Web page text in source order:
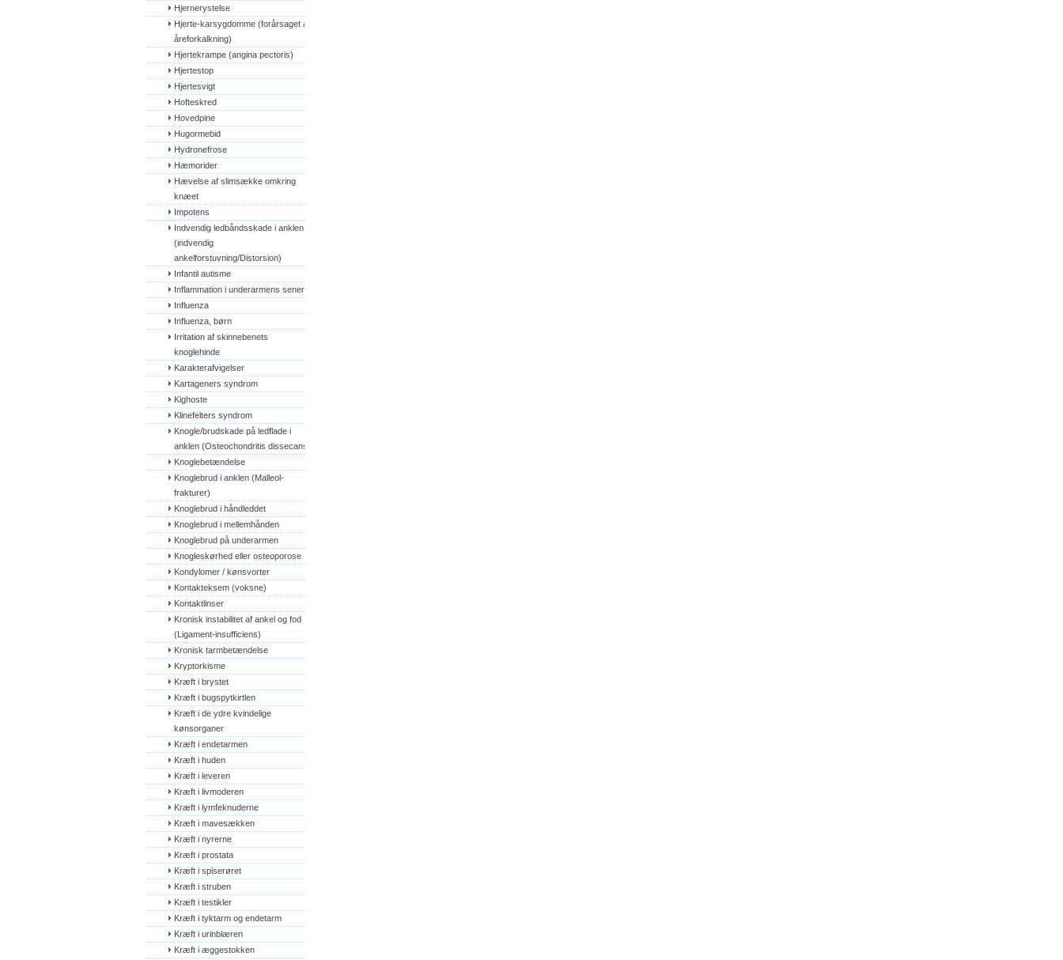
Hjernerystelse
Hjerte-karsygdomme (forårsaget af
åreforkalkning)
Hjertekrampe (angina pectoris)
Hjertestop
Hjertesvigt
Hofteskred
Hovedpine
Hugormebid
Hydronefrose
Hæmorider
Hævelse af slimsække omkring
knæet
Impotens
Indvendig ledbåndsskade i anklen
(indvendig
ankelforstuvning/Distorsion)
Infantil autisme
Inflammation i underarmens sener
Influenza
Influenza, børn
Irritation af skinnebenets
knoglehinde
Karakterafvigelser
Kartageners syndrom
Kighoste
Klinefelters syndrom
Knogle/brudskade på ledflade i
anklen (Osteochondritis dissecans)
Knoglebetændelse
Knoglebrud i anklen (Malleol-
frakturer)
Knoglebrud i håndleddet
Knoglebrud i mellemhånden
Knoglebrud på underarmen
Knogleskørhed eller osteoporose
Kondylomer / kønsvorter
Kontakteksem (voksne)
Kontaktlinser
Kronisk instabilitet af ankel og fod
(Ligament-insufficiens)
Kronisk tarmbetændelse
Kryptorkisme
Kræft i brystet
Kræft i bugspytkirtlen
Kræft i de ydre kvindelige
kønsorganer
Kræft i endetarmen
Kræft i huden
Kræft i leveren
Kræft i livmoderen
Kræft i lymfeknuderne
Kræft i mavesækken
Kræft i nyrerne
Kræft i prostata
Kræft i spiserøret
Kræft i struben
Kræft i testikler
Kræft i tyktarm og endetarm
Kræft i urinblæren
Kræft i æggestokken